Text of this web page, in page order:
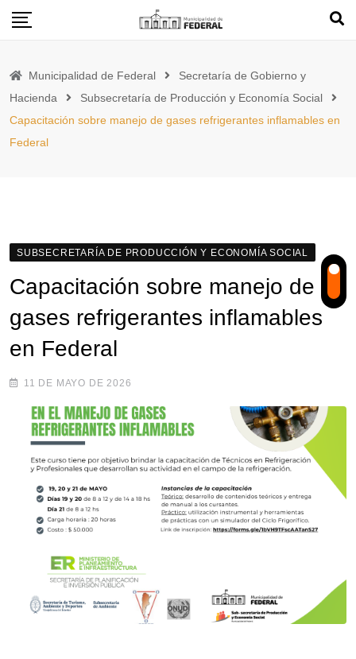
Skip
Municipalidad de Federal
Secretaría de Gobierno y
Hacienda
Subsecretaría de Producción y Economía Social
Capacitación sobre manejo de gases refrigerantes inflamables en
Federal
SUBSECRETARÍA DE PRODUCCIÓN Y ECONOMÍA SOCIAL
Capacitación sobre manejo de
gases refrigerantes inflamables
en Federal
11 DE MAYO DE 2026